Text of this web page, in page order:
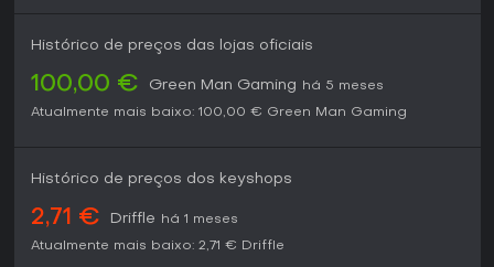
Histórico de preços das lojas oficiais
100,00 € Green Man Gaming
há 5 meses
Atualmente mais baixo: 100,00 € Green Man Gaming
Histórico de preços dos keyshops
2,71 € Driffle
há 1 meses
Atualmente mais baixo: 2,71 € Driffle